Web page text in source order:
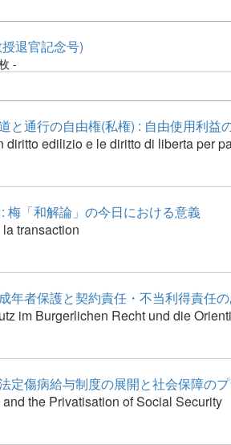
退官記念号)
-
と通行の自由権(私権) : 自由使用利益
diritto edilizio e le diritto di liberta per
梅「和解論」の今日における意義
transaction
年者保護と契約責任・不当利得責任
im Burgerlichen Recht und die
定傷病給与制度の展開と社会保障の
the Privatisation of Social Security